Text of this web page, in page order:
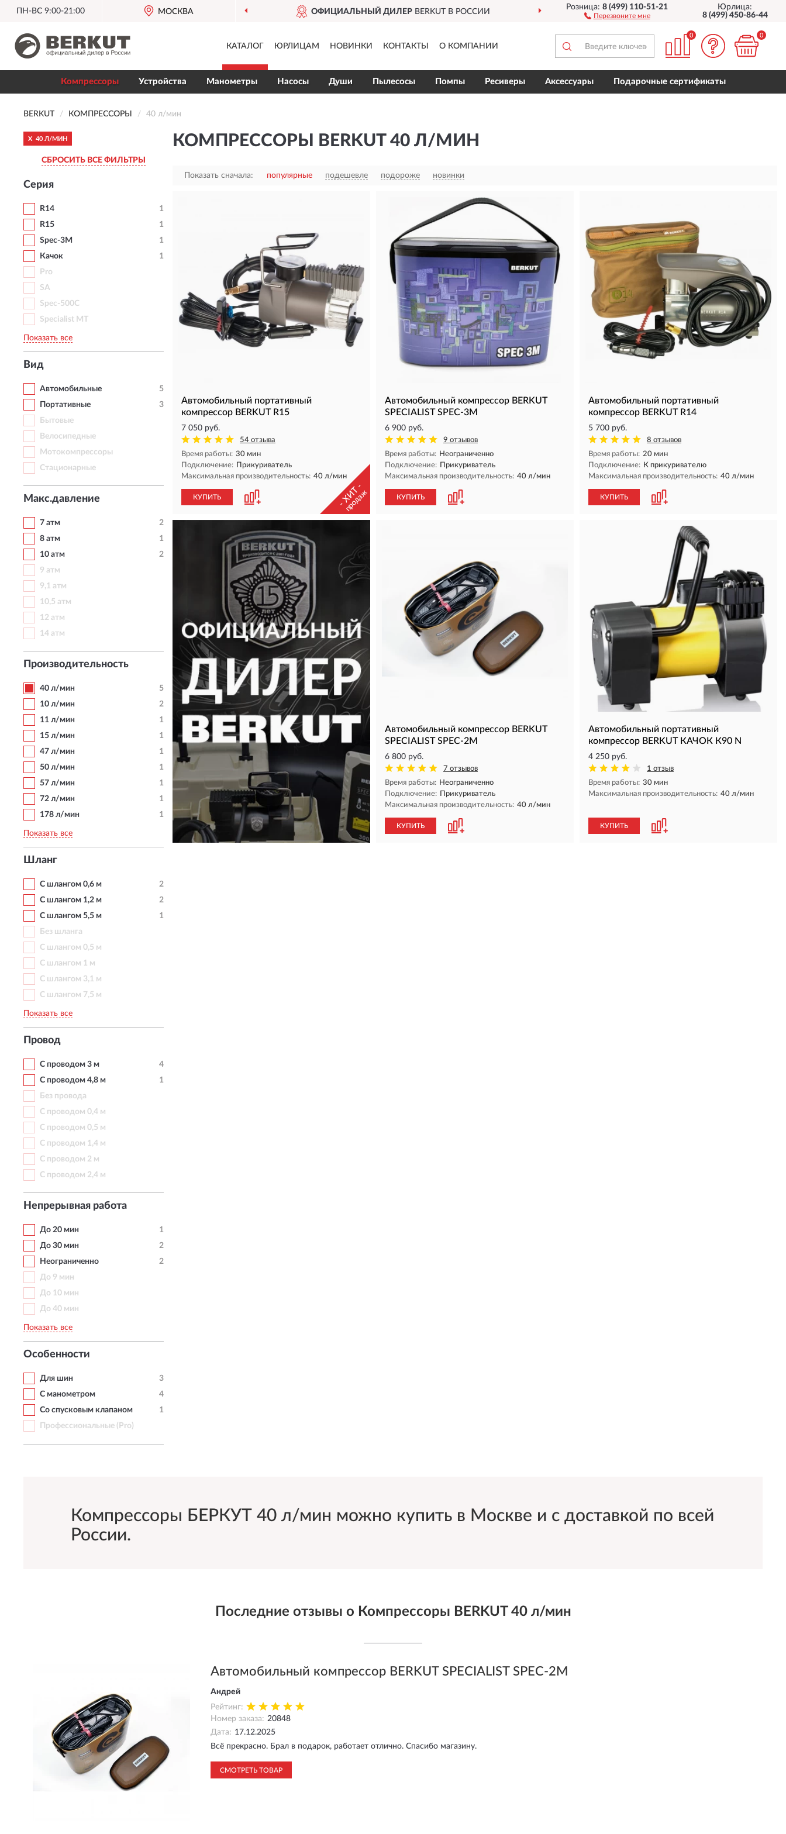
ПН-ВС 9:00-21:00 МОСКВА
ОФИЦИАЛЬНЫЙ ДИЛЕР BERKUT В РОССИИ ДОСТАВИМ ПО ВСЕЙ РОССИИ
Розница:8 (499) 110-51-21
Перезвоните мне
Юрлица:
8 (499) 450-86-44
КАТАЛОГ ЮРЛИЦАМ НОВИНКИ КОНТАКТЫ О КОМПАНИИ
0 0
Компрессоры Устройства Манометры Насосы Души Пылесосы Помпы Ресиверы Аксессуары Подарочные сертификаты
BERKUT КОМПРЕССОРЫ 40 л/мин
X 40 Л/МИН
СБРОСИТЬ ВСЕ ФИЛЬТРЫ
Серия
R14
1
R15
1
Spec-3M
1
Качок
1
Pro
SA
Spec-500C
Specialist MT
Показать все
Вид
Автомобильные
5
Портативные
3
Бытовые
Велосипедные
Мотокомпрессоры
Стационарные
Макс.давление
7 атм
2
8 атм
1
10 атм
2
9 атм
9,1 атм
10,5 атм
12 атм
14 атм
Производительность
40 л/мин
5
10 л/мин
2
11 л/мин
1
15 л/мин
1
47 л/мин
1
50 л/мин
1
57 л/мин
1
72 л/мин
1
178 л/мин
1
Показать все
Шланг
С шлангом 0,6 м
2
С шлангом 1,2 м
2
С шлангом 5,5 м
1
Без шланга
С шлангом 0,5 м
С шлангом 1 м
С шлангом 3,1 м
С шлангом 7,5 м
Показать все
Провод
С проводом 3 м
4
С проводом 4,8 м
1
Без провода
С проводом 0,4 м
С проводом 0,5 м
С проводом 1,4 м
С проводом 2 м
С проводом 2,4 м
Непрерывная работа
До 20 мин
1
До 30 мин
2
Неограниченно
2
До 9 мин
До 10 мин
До 40 мин
Показать все
Особенности
Для шин
3
С манометром
4
Со спусковым клапаном
1
Профессиональные (Pro)
КОМПРЕССОРЫ BERKUT 40 Л/МИН
Показать сначала: популярные подешевле подороже новинки
Автомобильный портативный
компрессор BERKUT R15
7 050 руб.
54 отзыва
Время работы: 30 мин
Подключение: Прикуриватель
Максимальная производительность: 40 л/мин
КУПИТЬ - ХИТ -
продаж
Автомобильный компрессор BERKUT
SPECIALIST SPEC-3M
6 900 руб.
9 отзывов
Время работы: Неограниченно
Подключение: Прикуриватель
Максимальная производительность: 40 л/мин
КУПИТЬ
Автомобильный портативный
компрессор BERKUT R14
5 700 руб.
8 отзывов
Время работы: 20 мин
Подключение: К прикуривателю
Максимальная производительность: 40 л/мин
КУПИТЬ
КУПИТЬ
Автомобильный компрессор BERKUT
SPECIALIST SPEC-2M
6 800 руб.
7 отзывов
Время работы: Неограниченно
Подключение: Прикуриватель
Максимальная производительность: 40 л/мин
КУПИТЬ
Автомобильный портативный
компрессор BERKUT КАЧОК К90 N
4 250 руб.
1 отзыв
Время работы: 30 мин
Максимальная производительность: 40 л/мин
КУПИТЬ
Компрессоры БЕРКУТ 40 л/мин можно купить в Москве и с доставкой по всей
России.
Последние отзывы о Компрессоры BERKUT 40 л/мин
Автомобильный компрессор BERKUT SPECIALIST SPEC-2M
Андрей
Рейтинг:
Номер заказа: 20848
Дата: 17.12.2025
Всё прекрасно. Брал в подарок, работает отлично. Спасибо магазину.
СМОТРЕТЬ ТОВАР